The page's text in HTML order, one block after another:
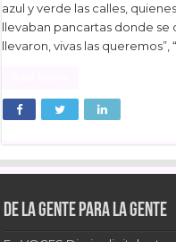
azul y verde las calles,
llevaban pancartas donde se
llevaron, vivas las queremos”,
De la gente para la gente